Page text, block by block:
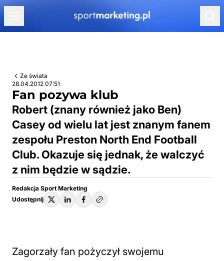
Przejdź do treści
Ze świata
28.04.2012 07:51
Fan pozywa klub
Robert (znany również jako Ben)
Casey od wielu lat jest znanym fanem
zespołu Preston North End Football
Club. Okazuje się jednak, że walczyć
z nim będzie w sądzie.
Redakcja Sport Marketing
Udostępnij
Zagorzały fan pożyczył swojemu